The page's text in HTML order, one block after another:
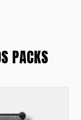
PACKS